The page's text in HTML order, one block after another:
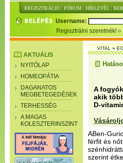
REGISZTRÁCIÓ : FÓRUM : HÍRLEVÉL :
Username:
Regisztrálni szeretnék!
AKTUÁLIS
NYITÓLAP
HOMEOPÁTIA
DAGANATOS
MEGBETEGEDÉSEK
TERHESSÉG
A MAGAS
KOLESZTERINSZINT
VITAL»
A
akik
D-
ABen-
férfit és
szerint